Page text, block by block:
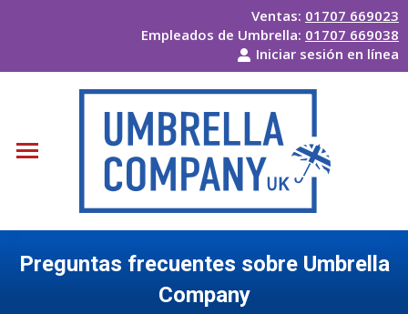
Ventas: 01707 669023
Empleados de Umbrella: 01707 669038
Iniciar sesión en línea
Preguntas frecuentes sobre Umbrella
Company